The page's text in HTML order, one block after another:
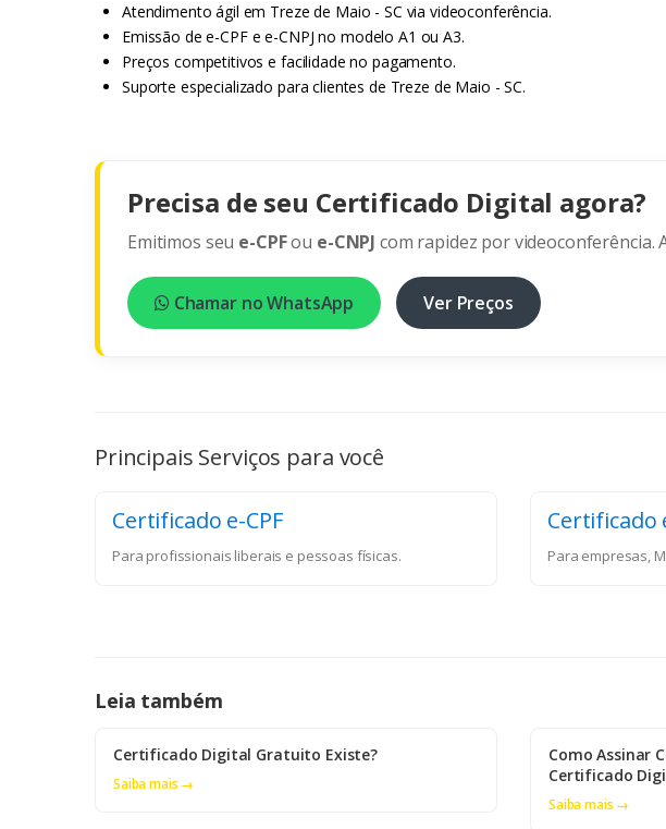
Atendimento ágil em Treze de Maio - SC via videoconferência.
Emissão de e-CPF e e-CNPJ no modelo A1 ou A3.
Preços competitivos e facilidade no pagamento.
Suporte especializado para clientes de Treze de Maio - SC.
Precisa de seu Certificado Digital agora?
Emitimos seu e-CPFou e-CNPJ com rapidez por videoconferência.
Chamar no WhatsApp Ver Preços
Principais Serviços para você
Certificado e-CPF
Para profissionais liberais e pessoas físicas.
Certificado
Para empresas,
Leia também
Certificado Digital Gratuito Existe?
Saiba mais →
Como Assinar
Certificado
Saiba mais →